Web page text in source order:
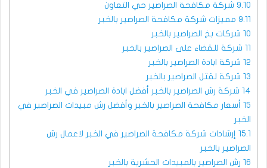
9.10 شركة مكافحة الصراصير حي التعاون
9.11 مميزات شركة مكافحة الصراصير بالخبر
10 شركات بخ الصراصير بالخبر
11 شركة للقضاء على الصراصير بالخبر
12 شركة ابادة الصراصير بالخبر
13 شركة لقتل الصراصير بالخبر
14 شركة رش الصراصير بالخبر أفضل ابادة الصراصير في الخبر
15 أسعار مكافحة الصراصير بالخبر وأفضل رش مبيدات الصراصير في
الخبر
15.1 إرشادات شركة مكافحة الصراصير في الخبر لاعمال رش
الصراصير بالخبر
16 رش الصراصير بالمبيدات الحشرية بالخبر